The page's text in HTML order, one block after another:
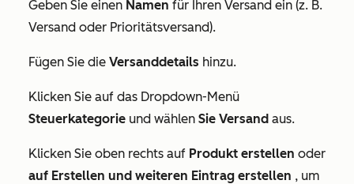
Geben Sie einen Namen für Ihren Versand ein (z. B.
Versand oder Prioritätsversand).
Fügen Sie die Versanddetails hinzu.
Klicken Sie auf das Dropdown-Menü
Steuerkategorie und wählen Sie Versand aus.
Klicken Sie oben rechts auf Produkt erstellen oder
auf Erstellen und weiteren Eintrag erstellen , um